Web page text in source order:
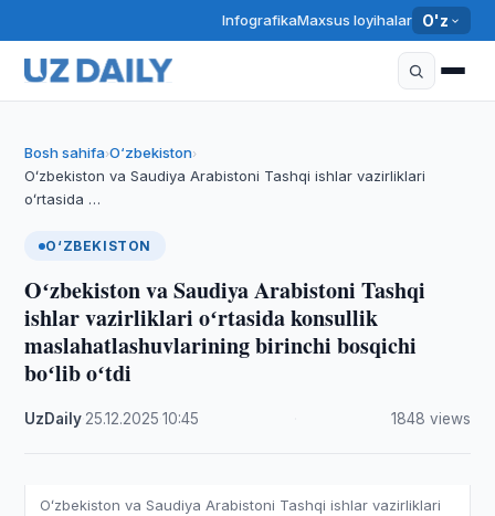
InfografikaMaxsus loyihalar O'z
Bosh sahifa›O‘zbekiston›
Oʻzbekiston va Saudiya Arabistoni Tashqi ishlar vazirliklari
oʻrtasida …
O‘ZBEKISTON
Oʻzbekiston va Saudiya Arabistoni Tashqi
ishlar vazirliklari oʻrtasida konsullik
maslahatlashuvlarining birinchi bosqichi
boʻlib oʻtdi
UzDaily 25.12.2025 ·10:45 1848 views
Oʻzbekiston va Saudiya Arabistoni Tashqi ishlar vazirliklari